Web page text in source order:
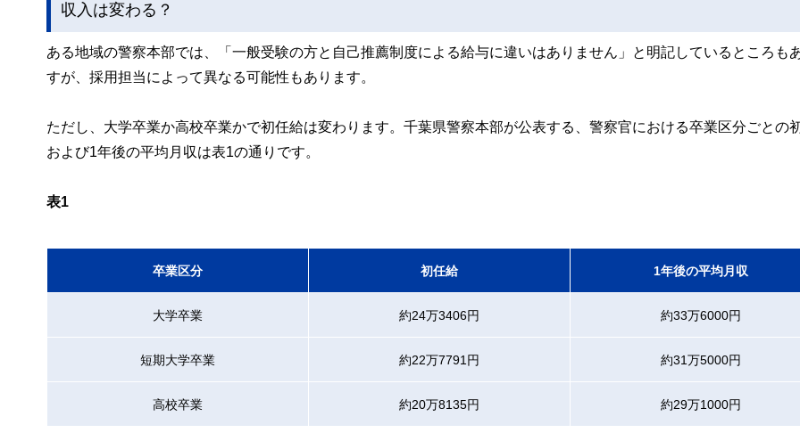
収入は変わる？
ある地域の警察本部では、「一般受験の方と自己推薦制度による給与に違いはありません」と明記しているところも
すが、採用担当によって異なる可能性もあります。
ただし、大学卒業か高校卒業かで初任給は変わります。千葉県警察本部が公表する、警察官における卒業区分ごとの
および1年後の平均月収は表1の通りです。
表1
卒業区分 初任給 1年後の平均月収
大学卒業 約24万3406円 約33万6000円
短期大学卒業 約22万7791円 約31万5000円
高校卒業 約20万8135円 約29万1000円